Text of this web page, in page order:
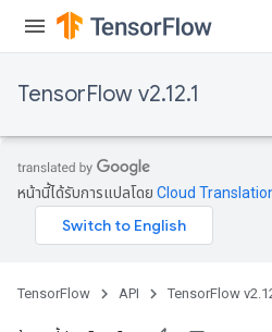
TensorFlow v2.12.1
หน้านี้ได้รับการแปลโดย Cloud
TensorFlow API TensorFlow